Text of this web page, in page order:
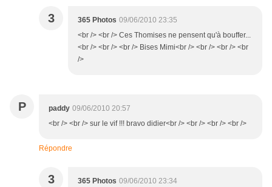
3 365 Photos 09/06/2010 23:35
<br /> <br /> Ces Thomises ne pensent qu'à bouffer...
<br /> <br /> <br /> Bises Mimi<br /> <br /> <br /> <br
/>
P paddy 09/06/2010 20:57
<br /> <br /> sur le vif !!! bravo didier<br /> <br /> <br /> <br />
Répondre
3 365 Photos 09/06/2010 23:34